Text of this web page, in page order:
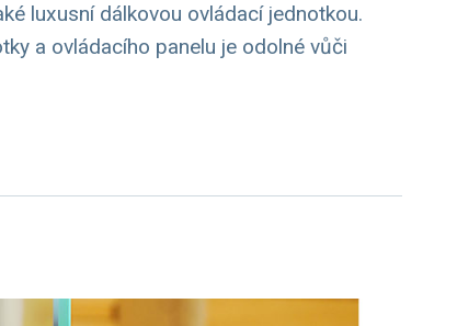
luxusní dálkovou ovládací jednotkou.
a ovládacího panelu je odolné vůči